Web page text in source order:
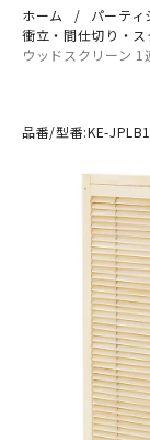
ホーム
パーティ
衝立・間仕切り・ス
ウッドスクリーン
品番/型番:KE-JPLB1